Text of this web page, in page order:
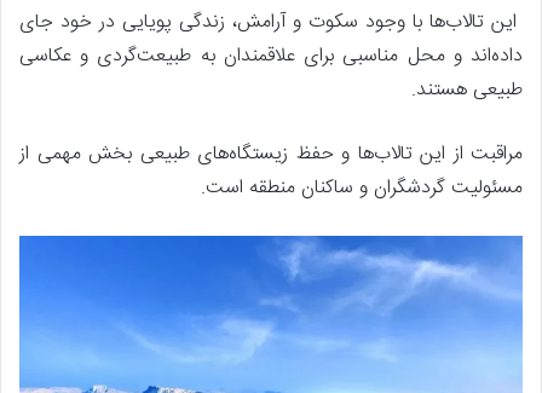
این تالاب‌ها با وجود سکوت و آرامش، زندگی پویایی در خود جای
داده‌اند و محل مناسبی برای علاقمندان به طبیعت‌گردی و عکاسی
طبیعی هستند.
مراقبت از این تالاب‌ها و حفظ زیستگاه‌های طبیعی بخش مهمی از
مسئولیت گردشگران و ساکنان منطقه است.